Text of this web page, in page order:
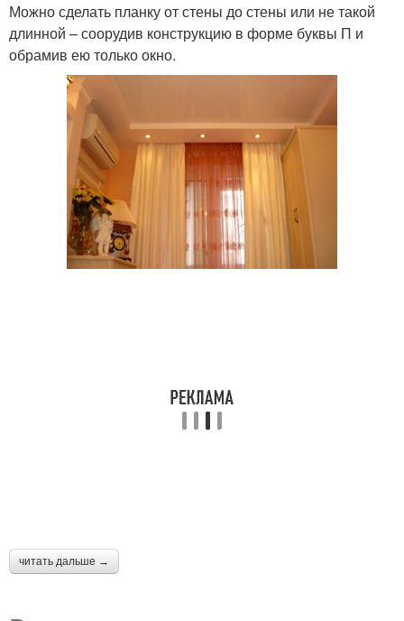
Можно сделать планку от стены до стены или не такой
длинной – соорудив конструкцию в форме буквы П и
обрамив ею только окно.
читать дальше →